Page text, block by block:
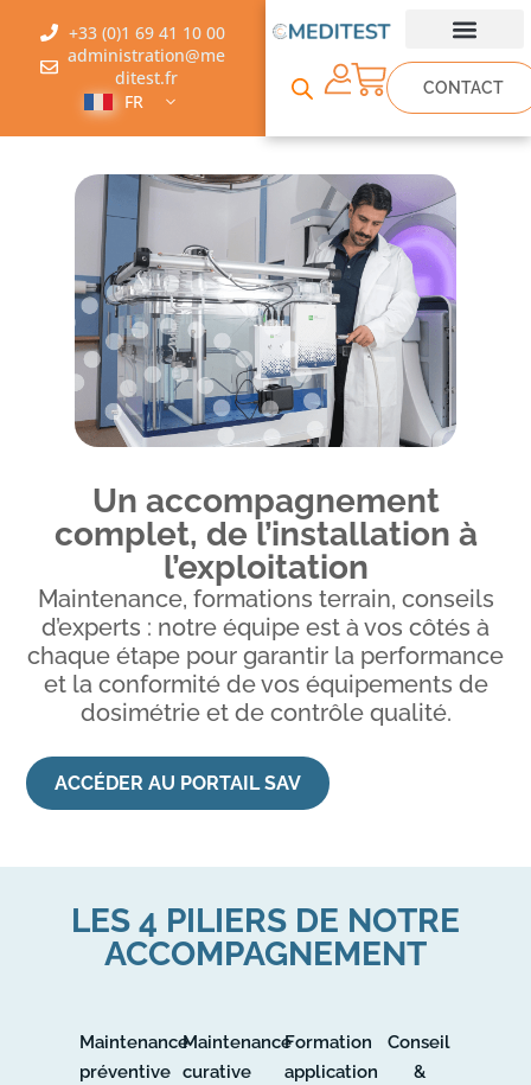
+33 (0)1 69 41 10 00
administration@me
ditest.fr
FR
CONTACT
Un accompagnement
complet, de l’installation à
l’exploitation
Maintenance, formations terrain, conseils
d’experts : notre équipe est à vos côtés à
chaque étape pour garantir la performance
et la conformité de vos équipements de
dosimétrie et de contrôle qualité.
ACCÉDER AU PORTAIL SAV
LES 4 PILIERS DE NOTRE
ACCOMPAGNEMENT
Maintenance
préventive
Maintenance
curative
Formation
application
Conseil
&